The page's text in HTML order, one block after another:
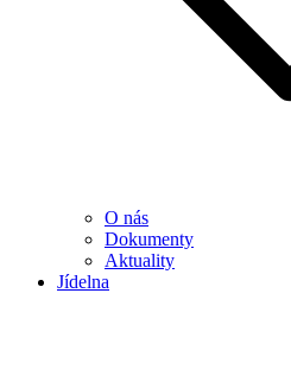
O nás
Dokumenty
Aktuality
Jídelna